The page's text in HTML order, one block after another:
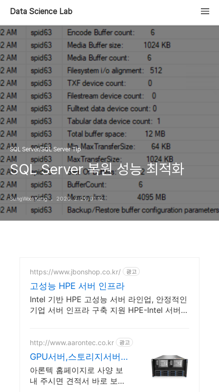
Data Science Lab
SQL Server/SQL Server Tip
SQL Server 복원 성능 최적화
SungWookKang 2020. 2. 29. 01:12
https://www.jbonshop.co.kr/ 광고
고성능 HPE 서버 인프라
Intel 기반 HPE 고성능 서버 라인업, 안정적인
기업 서버 인프라 구축 지원 HPE-Intel 서버
http://www.aarontec.co.kr 광고
GPU서버,스토리지서버
견적
아론텍 홈페이지로 사양 보
내 주시면 견적서 바로 보내